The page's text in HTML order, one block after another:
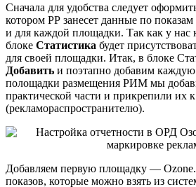
Сначала для удобства следует
котором РР занесет данные по
и для каждой площадки. Так как у нас
блоке Статистика будет
для своей площадки. Итак, в блоке
Добавить и поэтапно добавим
полощадки размещения РИМ мы
практической части и прикрепили их
(рекламораспространителю).
Добавляем первую площадку — Ozone.
показов, которые можно взять из